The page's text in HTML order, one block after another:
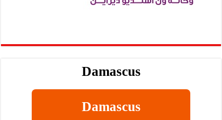
Damascus
Damascus